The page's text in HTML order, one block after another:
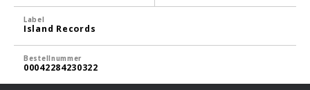
Label
Island Records
Bestellnummer
00042284230322